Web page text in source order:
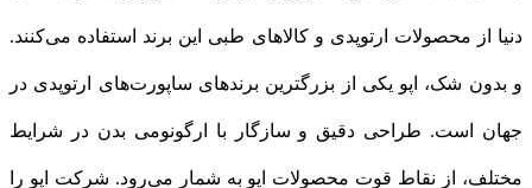
دنیا از محصولات ارتوپدی و کالاهای طبی این برند استفاده می‌کنند.
و بدون شک، اپو یکی از بزرگترین برندهای ساپورت‌های ارتوپدی در
جهان است. طراحی دقیق و سازگار با ارگونومی بدن در شرایط
مختلف، از نقاط قوت محصولات اپو به شمار می‌رود. شرکت اپو را